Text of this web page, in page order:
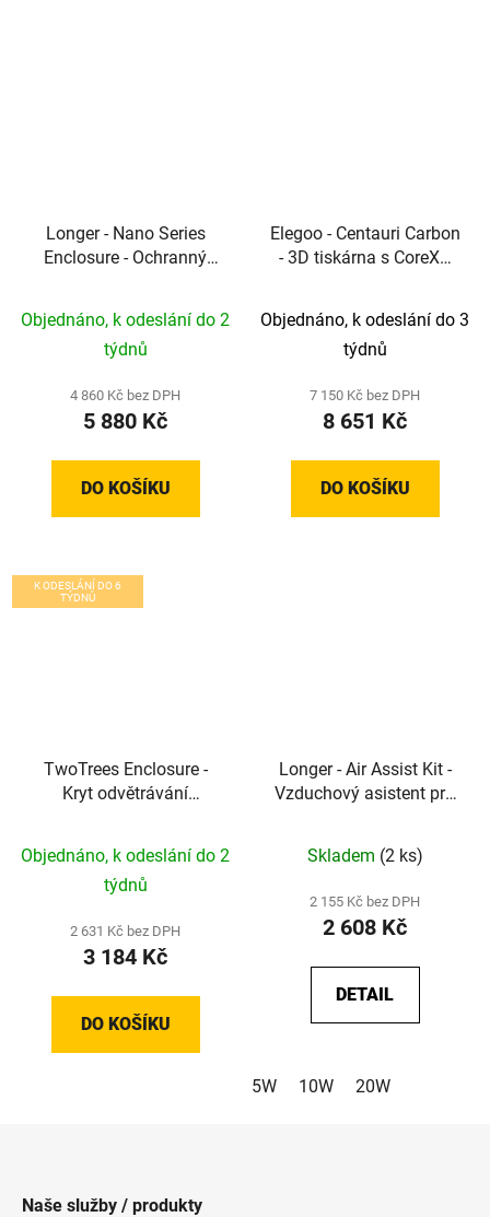
Longer - Nano Series
Enclosure - Ochranný
Objednáno, k odeslání do 2
týdnů
4 860 Kč bez DPH
5 880 Kč
DO KOŠÍKU
Elegoo - Centauri Carbon
- 3D tiskárna s CoreXY
Objednáno, k odeslání do 3
týdnů
7 150 Kč bez DPH
8 651 Kč
DO KOŠÍKU
K ODESLÁNÍ DO 6
TÝDNŮ
TwoTrees Enclosure -
Kryt odvětrávání
plotr - řada TTS-20 Pro
Objednáno, k odeslání do 2
týdnů
2 631 Kč bez DPH
3 184 Kč
DO KOŠÍKU
Longer - Air Assist Kit -
Vzduchový asistent pro
Skladem (2 ks)
2 155 Kč bez DPH
2 608 Kč
DETAIL
5W 10W 20W
Naše služby / produkty